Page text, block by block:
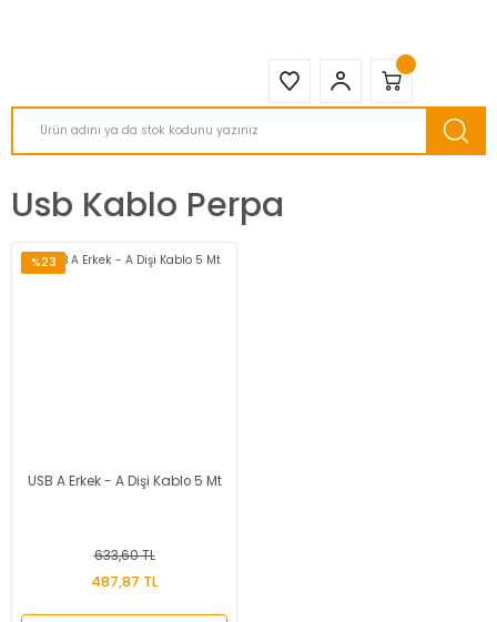
Usb Kablo Perpa
%23
USB A Erkek - A Dişi Kablo 5 Mt
633,60 TL
487,87 TL